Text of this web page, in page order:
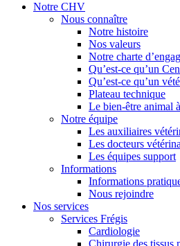
Notre CHV
Nous connaître
Notre histoire
Nos valeurs
Notre charte
Qu’est-ce qu’un
Qu’est-ce qu’un
Plateau technique
Le bien-être animal
Notre équipe
Les auxiliaires
Les docteurs
Les équipes support
Informations
Informations
Nous rejoindre
Nos services
Services Frégis
Cardiologie
Chirurgie des tissus